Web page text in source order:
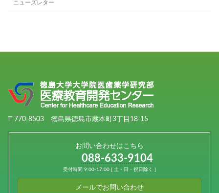
ニューズレター
〒770-8503 徳島県徳島市蔵本町3丁目18-15
お問い合わせはこちら
088-633-9104
受付時間 9:00-17:00 [ 土・日・祝日除く ]
メールでお問い合わせ